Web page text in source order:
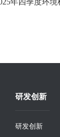
年四季度环境
研发创新
研发创新